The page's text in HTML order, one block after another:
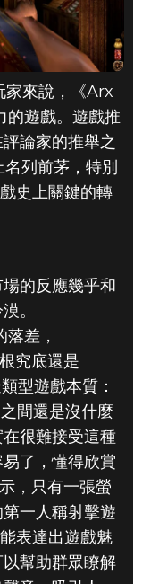
家來說，《Arx
的遊戲。遊戲推
論家的推舉之
列前茅，特別
史上關鍵的轉
的反應幾乎和
。
差，
究底還是
型遊戲本質：
間還是沒什麼
很難接受這種
了，懂得欣賞
，只有一張螢
一人稱射擊遊
表達出遊戲魅
幫助群眾瞭解